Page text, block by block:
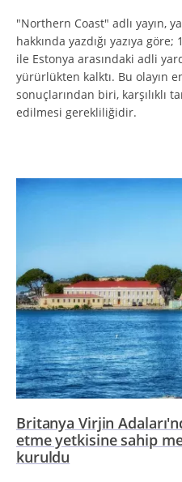
"Northern Coast" adlı yayın,
hakkında yazdığı yazıya
ile Estonya arasındaki adli
yürürlükten kalktı. Bu olayın
sonuçlarından biri, karşılıklı
edilmesi gerekliliğidir.
Britanya Virjin
etme yetkisine sahip
kuruldu